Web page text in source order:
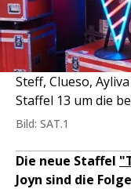
Steff, Clueso,
Staffel 13 um die
Bild: SAT.1
Die neue Staffel
Joyn sind die